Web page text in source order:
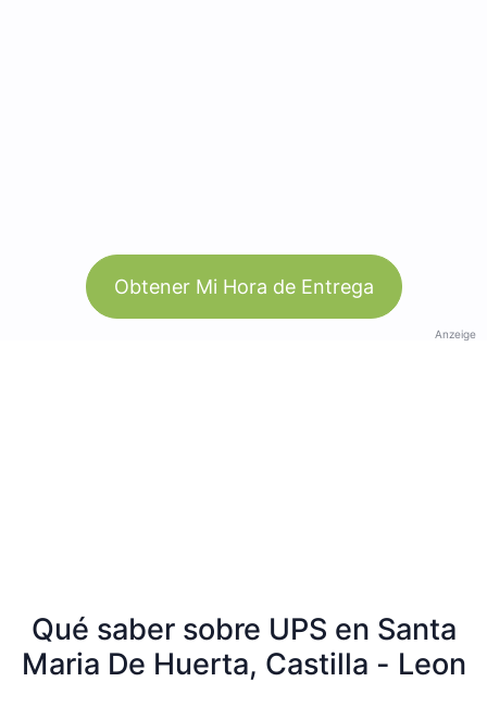
Obtener Mi Hora de Entrega
Anzeige
Qué saber sobre UPS en Santa
Maria De Huerta, Castilla - Leon